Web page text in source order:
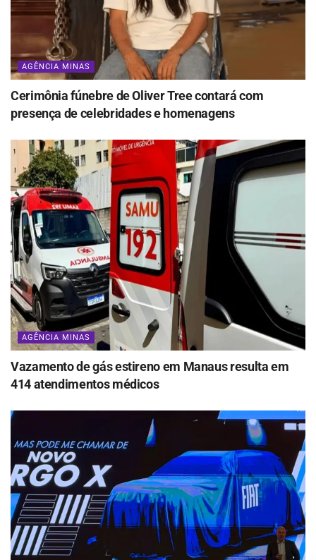
AGÊNCIA MINAS
Cerimônia fúnebre de Oliver Tree contará com
presença de celebridades e homenagens
AGÊNCIA MINAS
Vazamento de gás estireno em Manaus resulta em
414 atendimentos médicos